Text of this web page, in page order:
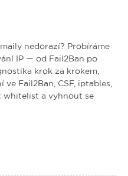
nedorazí? Probíráme
IP — od Fail2Ban po
krok za krokem,
Fail2Ban, CSF, iptables,
whitelist a vyhnout se